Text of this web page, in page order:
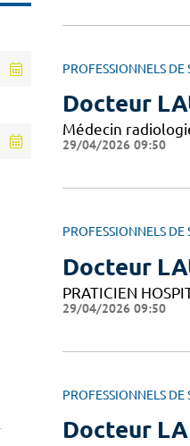
PROFESSIONNELS DE
Docteur
Médecin
29/04/2026 09:50
PROFESSIONNELS DE
Docteur
PRATICIEN
29/04/2026 09:50
PROFESSIONNELS DE
Docteur